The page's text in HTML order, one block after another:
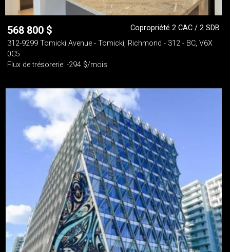
568 800 $
Copropriété 2 CAC / 2 SDB
312-9299 Tomicki Avenue - Tomicki, Richmond - 312 - BC, V6X
0C5
Flux de trésorerie: -294 $/mois